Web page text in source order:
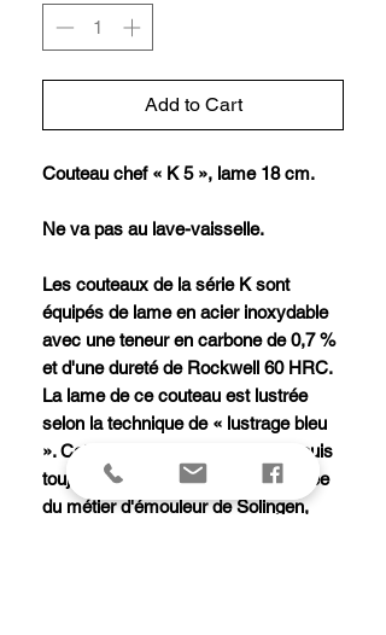
Add to Cart
Couteau chef « K 5 », lame 18 cm.
Ne va pas au lave-vaisselle.
Les couteaux de la série K sont
équipés de lame en acier inoxydable
avec une teneur en carbone de 0,7 %
et d'une dureté de Rockwell 60 HRC.
La lame de ce couteau est lustrée
selon la technique de « lustrage bleu
». Cette opération, considérée depuis
toujours comme la plus sophistiquée
du métier d'émouleur de Solingen,